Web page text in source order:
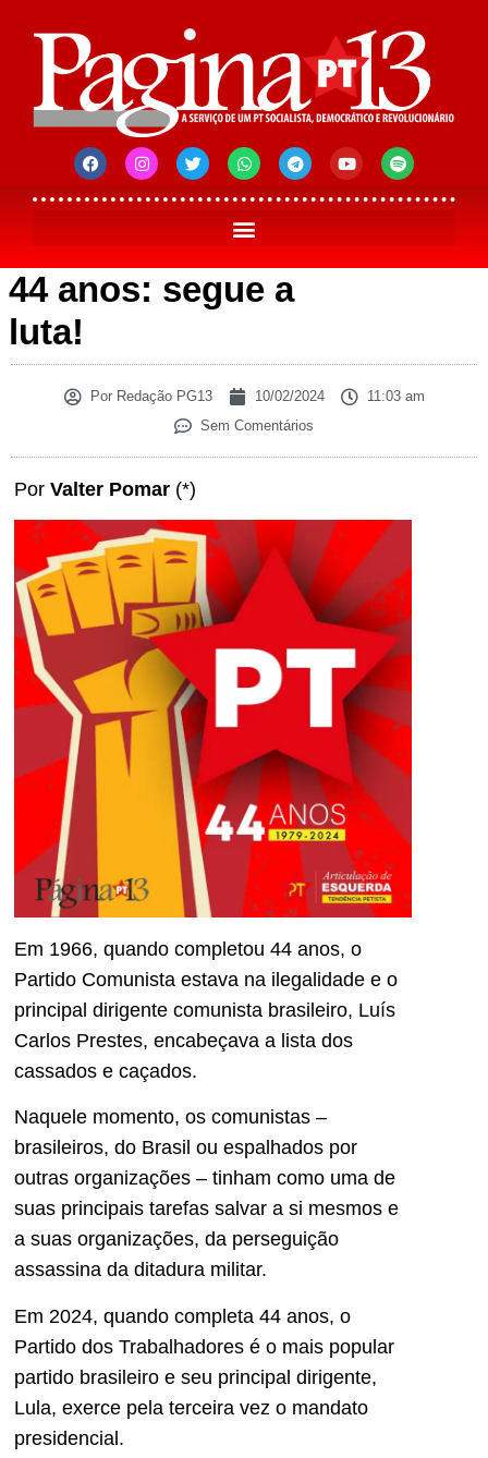
44 anos: segue a
luta!
PorRedação PG13 10/02/2024
11:03 am
Sem Comentários
Por Valter Pomar (*)
Em 1966, quando completou 44 anos, o
Partido Comunista estava na ilegalidade e o
principal dirigente comunista brasileiro, Luís
Carlos Prestes, encabeçava a lista dos
cassados e caçados.
Naquele momento, os comunistas –
brasileiros, do Brasil ou espalhados por
outras organizações – tinham como uma de
suas principais tarefas salvar a si mesmos e
a suas organizações, da perseguição
assassina da ditadura militar.
Em 2024, quando completa 44 anos, o
Partido dos Trabalhadores é o mais popular
partido brasileiro e seu principal dirigente,
Lula, exerce pela terceira vez o mandato
presidencial.